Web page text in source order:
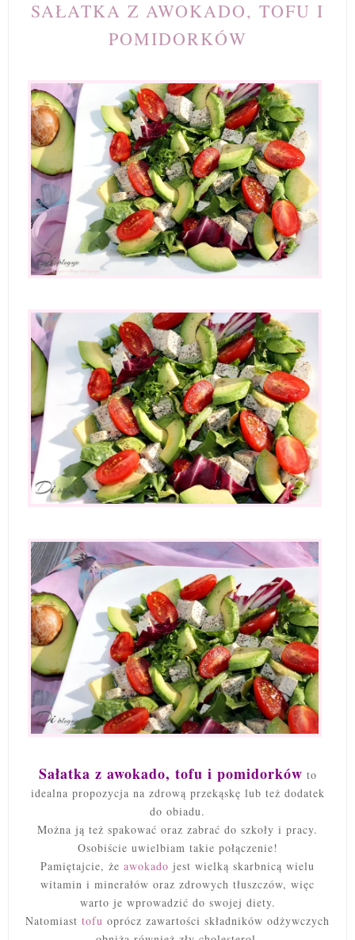
SAŁATKA Z AWOKADO, TOFU I
POMIDORKÓW
Sałatka z awokado, tofu i pomidorków to
idealna propozycja na zdrową przekąskę lub też dodatek
do obiadu.
Można ją też spakować oraz zabrać do szkoły i pracy.
Osobiście uwielbiam takie połączenie!
Pamiętajcie, że awokado jest wielką skarbnicą wielu
witamin i minerałów oraz zdrowych tłuszczów, więc
warto je wprowadzić do swojej diety.
Natomiast tofu oprócz zawartości składników odżywczych